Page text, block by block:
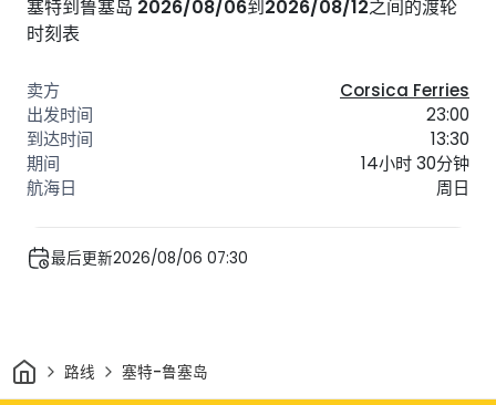
塞特到鲁塞岛 2026/08/06到2026/08/12之间的渡轮
时刻表
Corsica Ferries
23:00
13:30
14小时 30分钟
周日
最后更新2026/08/06 07:30
家 路线 塞特-鲁塞岛